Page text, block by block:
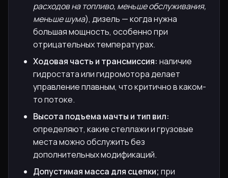
расходов на топливо, меньше обслуживания,
меньше шума), дизель — когда нужна
большая мощность, особенно при
отрицательных температурах.
Ходовая часть и трансмиссия: наличие
гидростата или гидромотора делает
управление плавным, что критично в каком-
то потоке.
Высота подъема мачты и тип вил:
определяют, какие стеллажи и грузовые
места можно обслужить без
дополнительных модификаций.
Допустимая масса для сцепки; при